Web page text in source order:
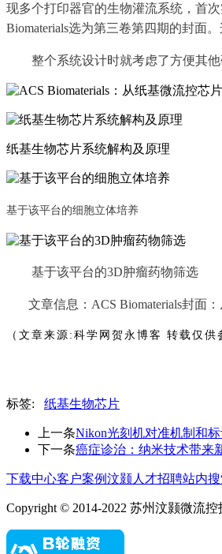
现多个打印器官的生物灌流系统，首
Biomaterials选为第三卷第四期的封面
整个系统设计时就考虑了方便其
纸基生物芯片系统解构及原理
基于该平台的细胞立体培养
基于该平台的3D肿瘤药物筛选
文章信息： ACS Biomaterials封面
（文章来源 :科学网贺永博客 转载仅供
标签: 纸基生物芯片
上一条Nikon光刻机对准机制和
下一条癌症诊治：纳米技术带来
下载中心客户案例汶颢人才招聘站内
Copyright © 2014-2022 苏州汶颢微流